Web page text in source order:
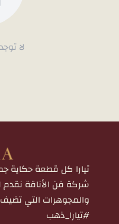
لا
تيارا كل قطعة حكاية
شركة فن الأناقة
والمجوهرات التي
#تيارا_ذهب